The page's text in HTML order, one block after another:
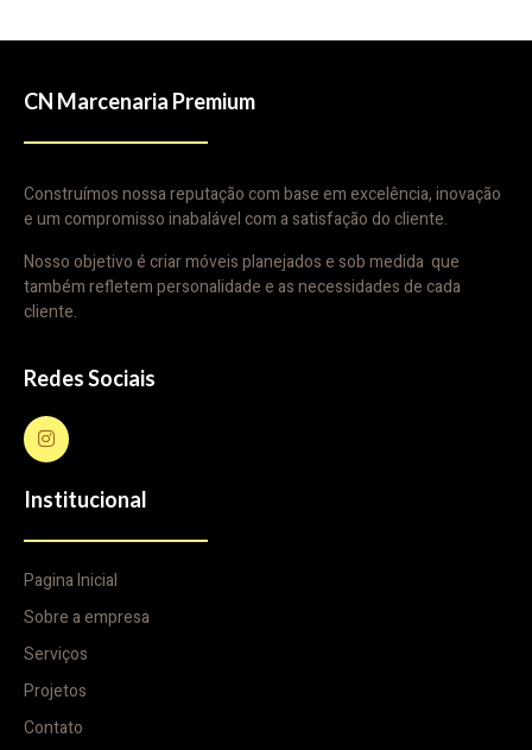
CN Marcenaria Premium
Construímos nossa reputação com base em excelência, inovação
e um compromisso inabalável com a satisfação do cliente.
Nosso objetivo é criar móveis planejados e sob medida que
também refletem personalidade e as necessidades de cada
cliente.
Redes Sociais
Institucional
Pagina Inicial
Sobre a empresa
Serviços
Projetos
Contato